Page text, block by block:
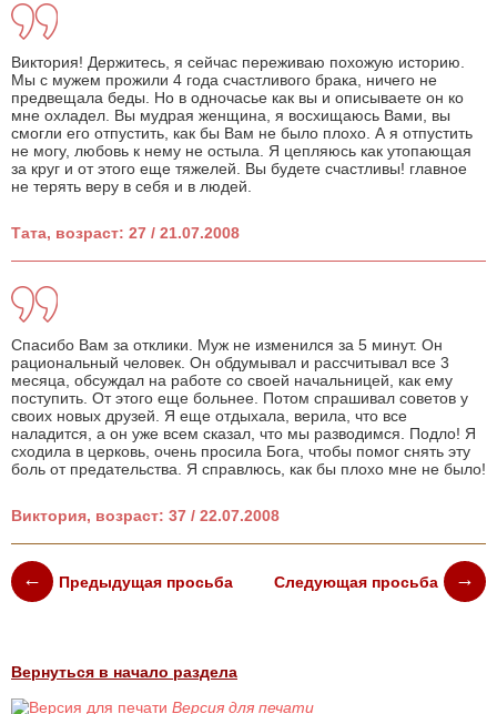
Виктория! Держитесь, я сейчас переживаю похожую историю.
Мы с мужем прожили 4 года счастливого брака, ничего не
предвещала беды. Но в одночасье как вы и описываете он ко
мне охладел. Вы мудрая женщина, я восхищаюсь Вами, вы
смогли его отпустить, как бы Вам не было плохо. А я отпустить
не могу, любовь к нему не остыла. Я цепляюсь как утопающая
за круг и от этого еще тяжелей. Вы будете счастливы! главное
не терять веру в себя и в людей.
Тата, возраст: 27 / 21.07.2008
Спасибо Вам за отклики. Муж не изменился за 5 минут. Он
рациональный человек. Он обдумывал и рассчитывал все 3
месяца, обсуждал на работе со своей начальницей, как ему
поступить. От этого еще больнее. Потом спрашивал советов у
своих новых друзей. Я еще отдыхала, верила, что все
наладится, а он уже всем сказал, что мы разводимся. Подло! Я
сходила в церковь, очень просила Бога, чтобы помог снять эту
боль от предательства. Я справлюсь, как бы плохо мне не было!
Виктория, возраст: 37 / 22.07.2008
Предыдущая просьба Следующая просьба
Вернуться в начало раздела
Версия для печати